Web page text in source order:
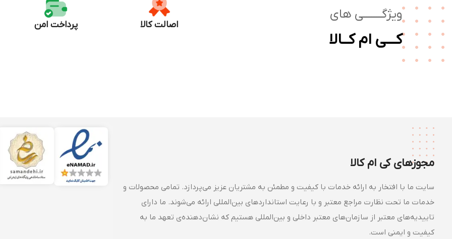
ویژگـــــــی های
کـــی ام کــالا
اصالت کالا پرداخت امن
مجوزهای کی ام کالا
سایت ما با افتخار به ارائه خدمات با کیفیت و مطمئن به مشتریان عزیز می‌پردازد. تمامی محصولات و
خدمات ما تحت نظارت مراجع معتبر و با رعایت استانداردهای بین‌المللی ارائه می‌شوند. ما دارای
تاییدیه‌های معتبر از سازمان‌های معتبر داخلی و بین‌المللی هستیم که نشان‌دهنده‌ی تعهد ما به
کیفیت و ایمنی است.